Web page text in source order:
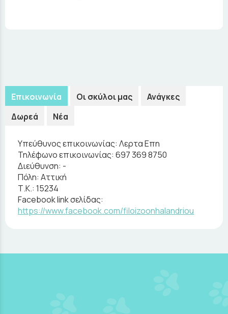
Επικοινωνία Οι σκύλοι μας
Ανάγκες
Δωρεά
Νέα
Υπεύθυνος επικοινωνίας: Λερτα Επη
Τηλέφωνο επικοινωνίας: 697 369 8750
Διεύθυνση: -
Πόλη: Αττική
Τ.Κ.: 15234
Facebook link σελίδας:
https://www.facebook.com/filoizoonhalandriou